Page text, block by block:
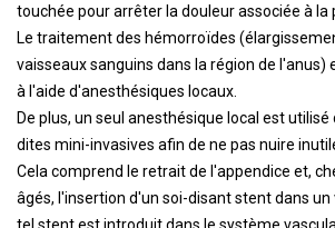
touchée pour arrêter la douleur associée à la
Le traitement des hémorroïdes
vaisseaux sanguins dans la région de l'anus)
à l'aide d'anesthésiques locaux.
De plus, un seul anesthésique local est
dites mini-invasives afin de ne pas nuire
Cela comprend le retrait de l'appendice et,
âgés, l'insertion d'un soi-disant stent dans un